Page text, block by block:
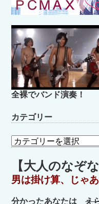
全裸でバンド演奏！
カテゴリー
カ
テ
ゴ
リ
ー
【大人のなぞな
男は掛け算、じゃ
分かったあなたはえ